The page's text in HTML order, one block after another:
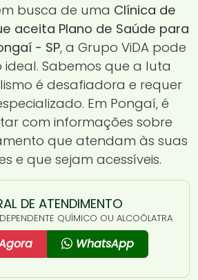
busca de uma Clínica de
aceita Plano de Saúde para
- SP, a Grupo ViDA pode
ideal. Sabemos que a luta
é desafiadora e requer
Em Pongaí, é
com informações sobre
que atendam às suas
e que sejam acessíveis.
DE ATENDIMENTO
QUÍMICO OU ALCOÓLATRA
WhatsApp